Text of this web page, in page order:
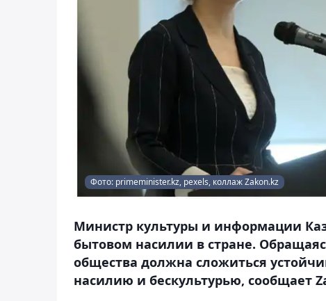
Фото: primeminister.kz, pexels, коллаж Zakon.kz
Министр культуры и информации
бытовом насилии в стране.
общества должна сложиться
насилию и бескультурью, сообщает